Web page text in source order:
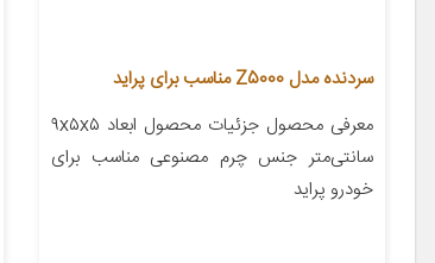
سردنده مدل Z5000 مناسب برای پراید
معرفی محصول جزئیات محصول ابعاد ۹x۵x۵
سانتی‌متر جنس چرم مصنوعی مناسب برای
خودرو پراید